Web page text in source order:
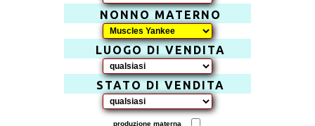
NONNO MATERNO
LUOGO DI VENDITA
STATO DI VENDITA
produzione materna